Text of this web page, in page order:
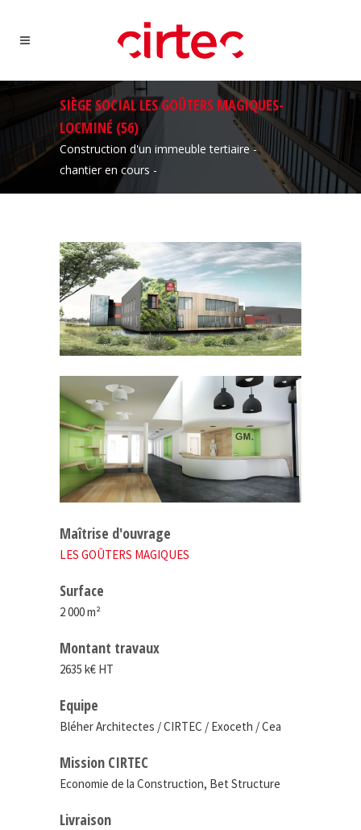
SIÈGE SOCIAL LES GOÛTERS MAGIQUES-
LOCMINÉ (56)
Construction d'un immeuble tertiaire -
chantier en cours -
Maîtrise d'ouvrage
LES GOÛTERS MAGIQUES
Surface
2 000 m²
Montant travaux
2635 k€ HT
Equipe
Bléher Architectes / CIRTEC / Exoceth / Cea
Mission CIRTEC
Economie de la Construction, Bet Structure
Livraison